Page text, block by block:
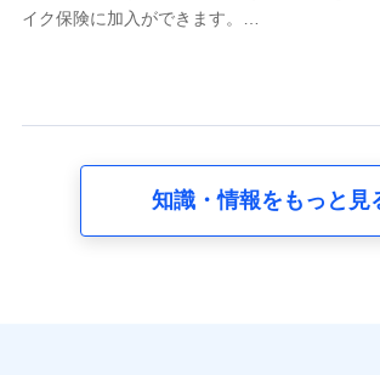
名、住所、生年月日、性別、保険契約者と被
方法、車のメーカーや走行距離などの情報
株式会社NTTドコモ
イク保険に加入ができます。…
知識・情報をもっと見